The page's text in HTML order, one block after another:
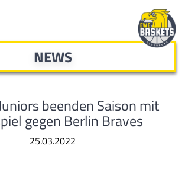
NEWS
beenden Saison mit
gegen Berlin Braves
25.03.2022